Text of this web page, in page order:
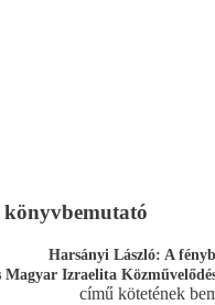
könyvbemutató
Harsányi László: A
Magyar Izraelita
című kötetének